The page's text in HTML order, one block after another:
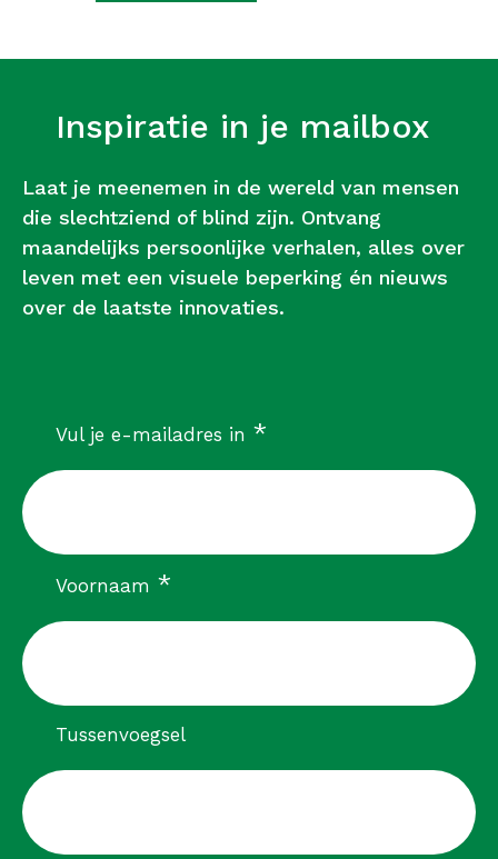
Inspiratie in je mailbox
Laat je meenemen in de wereld van mensen
die slechtziend of blind zijn. Ontvang
maandelijks persoonlijke verhalen, alles over
leven met een visuele beperking én nieuws
over de laatste innovaties.
Vul je e-mailadres in *verplicht
Voornaam *verplicht
Tussenvoegsel